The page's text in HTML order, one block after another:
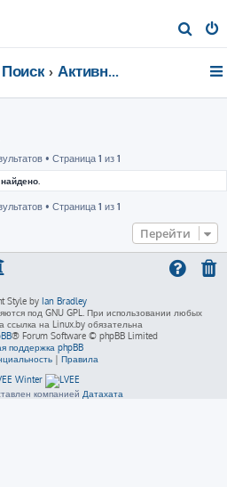
о
Поиск Активные темы
• Страница 1 из 1
• Страница 1 из 1
Перейти
Style by Ian Bradley
под GNU GPL. При использовании любых
ссылка на Linux.by обязательна
® Forum Software © phpBB Limited
поддержка phpBB
| Правила
компанией Датахата